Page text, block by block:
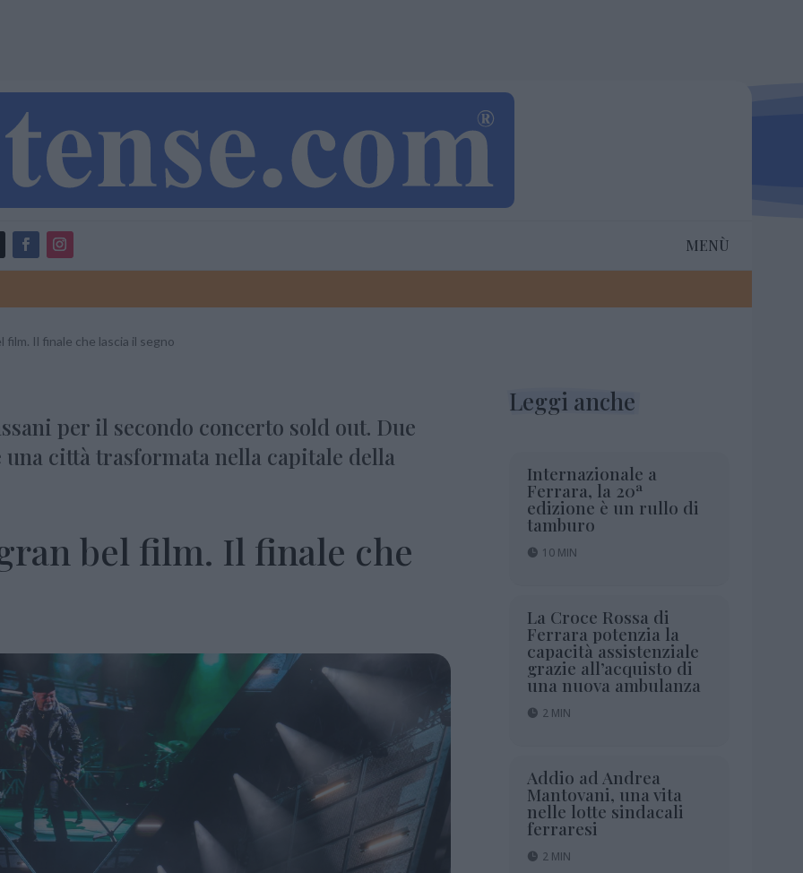
MENÙ
film. Il finale che lascia il segno
per il secondo concerto sold out. Due
città trasformata nella capitale della
bel film. Il finale che
Leggi anche
Internazionale a
Ferrara, la 20ª
edizione è un rullo di
tamburo
10 MIN
La Croce Rossa di
Ferrara potenzia la
capacità assistenziale
grazie all’acquisto di
una nuova ambulanza
2 MIN
Addio ad Andrea
Mantovani, una vita
nelle lotte sindacali
ferraresi
2 MIN